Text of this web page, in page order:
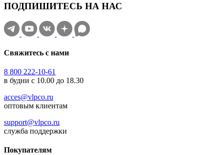
ПОДПИШИТЕСЬ НА НАС
Свяжитесь с нами
8 800 222-10-61
в будни с 10.00 до 18.30
acces@vlpco.ru
оптовым клиентам
support@vlpco.ru
служба поддержки
Покупателям